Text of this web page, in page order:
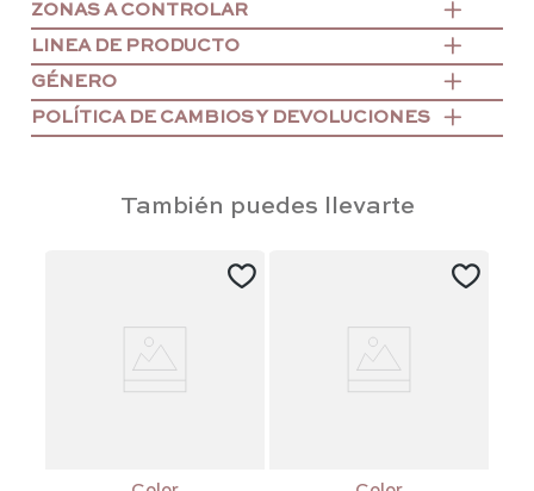
ZONAS A CONTROLAR
LINEA DE PRODUCTO
GÉNERO
POLÍTICA DE CAMBIOS Y DEVOLUCIONES
También puedes llevarte